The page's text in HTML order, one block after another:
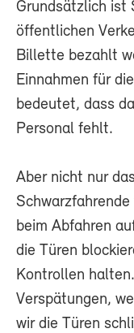
Grundsätzlich ist
öffentlichen
Billette bezahlt
Einnahmen für
bedeutet, dass
Personal fehlt.
Aber nicht nur
beim Abfahren
die Türen
Kontrollen
Verspätungen,
wir die Türen